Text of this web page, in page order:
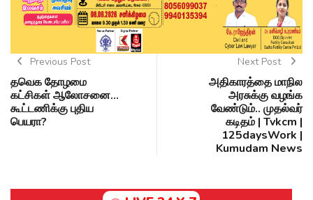
Previous Post
தவெக தோழமை
கட்சிகள் ஆலோசனை...
கூட்டணிக்கு புதிய
பெயரா?
Next Post
அதிகாரத்தை மாநில
அரசுக்கு வழங்க
வேண்டும்.. முதல்வர்
கடிதம் | Tvkcm |
125daysWork |
Kumudam News